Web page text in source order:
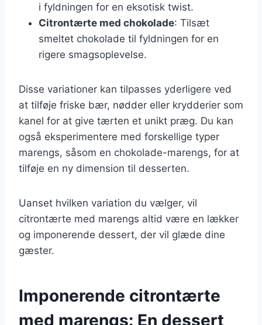
i fyldningen for en eksotisk twist.
Citrontærte med chokolade: Tilsæt
smeltet chokolade til fyldningen for en
rigere smagsoplevelse.
Disse variationer kan tilpasses yderligere ved
at tilføje friske bær, nødder eller krydderier som
kanel for at give tærten et unikt præg. Du kan
også eksperimentere med forskellige typer
marengs, såsom en chokolade-marengs, for at
tilføje en ny dimension til desserten.
Uanset hvilken variation du vælger, vil
citrontærte med marengs altid være en lækker
og imponerende dessert, der vil glæde dine
gæster.
Imponerende citrontærte
med marengs: En dessert